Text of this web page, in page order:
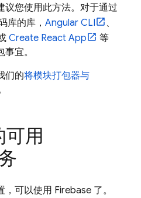
议您使用此方法。对于通过
库的库， Angular CLI
、
Create React App
等
宜。
们的将模块打包器与
可用
可以使用 Firebase 了。